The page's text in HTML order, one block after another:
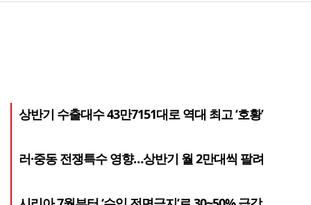
상반기 수출대수 43만7151대로 역대 최고 ‘호황’
러·중동 전쟁특수 영향…상반기 월 2만대씩 팔려